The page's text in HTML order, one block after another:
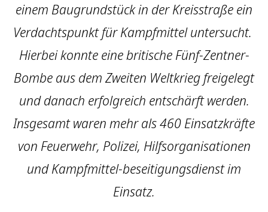
einem Baugrundstück in der Kreisstraße ein
Verdachtspunkt für Kampfmittel untersucht.
Hierbei konnte eine britische Fünf-Zentner-
Bombe aus dem Zweiten Weltkrieg freigelegt
und danach erfolgreich entschärft werden.
Insgesamt waren mehr als 460 Einsatzkräfte
von Feuerwehr, Polizei, Hilfsorganisationen
und Kampfmittel-beseitigungsdienst im
Einsatz.